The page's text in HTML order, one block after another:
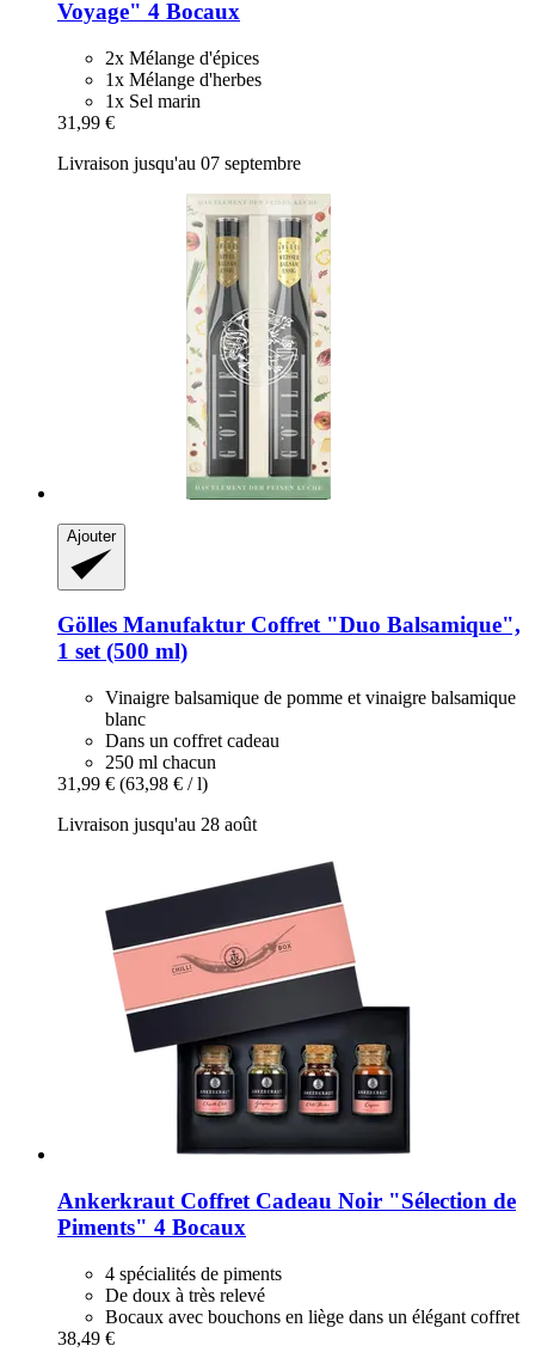
Voyage" 4 Bocaux
2x Mélange d'épices
1x Mélange d'herbes
1x Sel marin
31,99 €
Livraison jusqu'au 07 septembre
Ajouter
Gölles Manufaktur Coffret "Duo Balsamique",
1 set (500 ml)
Vinaigre balsamique de pomme et vinaigre balsamique
blanc
Dans un coffret cadeau
250 ml chacun
31,99 € (63,98 € / l)
Livraison jusqu'au 28 août
Ankerkraut Coffret Cadeau Noir "Sélection de
Piments" 4 Bocaux
4 spécialités de piments
De doux à très relevé
Bocaux avec bouchons en liège dans un élégant coffret
38,49 €